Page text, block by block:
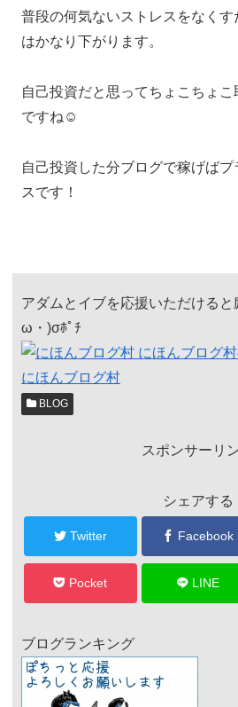
普段の何気ないストレスをなく
はかなり下がります。
自己投資だと思ってちょこちょ
ですね☺️
自己投資した分ブログで稼げば
スです！
アダムとイブを応援いただけると
ω・)σﾎﾟﾁ
にほんブログ村
BLOG
スポンサーリ
シェアする
Twitter Facebook
Pocket LINE
ブログランキング